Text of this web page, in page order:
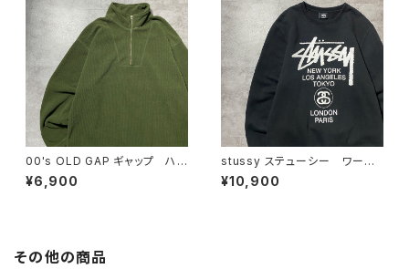
00's OLD GAP ギャップ ハ
ーフジップ コーデュロイ グリ
ーン フリーススウェット トレ
¥6,900
stussy ステューシー ワール
ドツアー 両面プリント ブラッ
ク 黒 スウェット トレーナー
¥10,900
その他の商品